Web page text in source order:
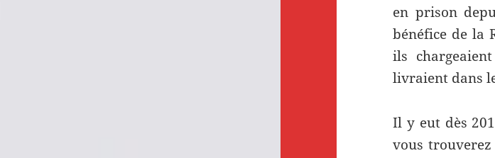
en prison
bénéfice de la
ils
livraient dans
Il y eut dès
vous